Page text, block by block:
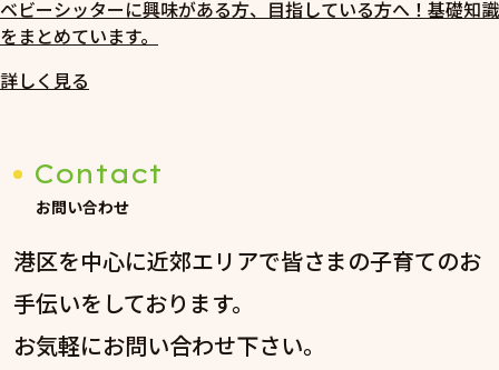
ベビーシッターに興味がある方、目指している方へ！基礎知識
をまとめています。
詳しく見る
Contact
お問い合わせ
港区を中心に近郊エリアで皆さまの子育てのお
手伝いをしております。
お気軽にお問い合わせ下さい。